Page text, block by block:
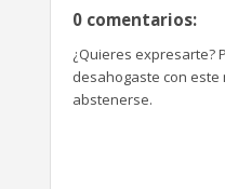
0 comentarios:
¿Quieres expresarte?
desahogaste con este
abstenerse.